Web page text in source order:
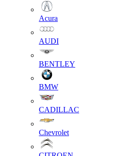
Acura
AUDI
BENTLEY
BMW
CADILLAC
Chevrolet